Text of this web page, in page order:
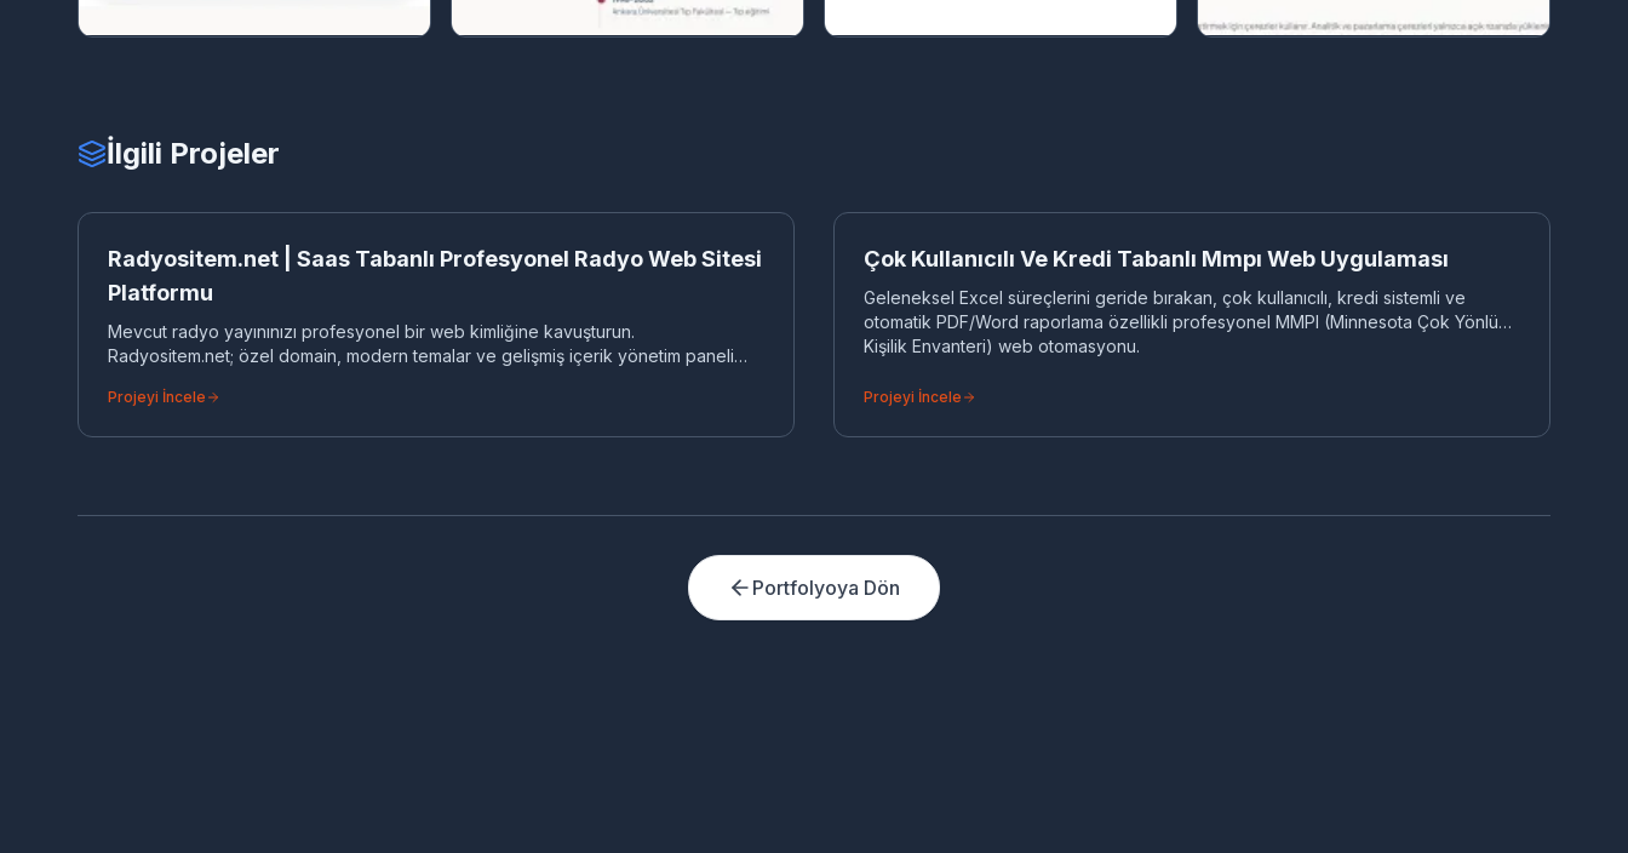
İlgili Projeler
RA
Radyositem.net | Saas Tabanlı Profesyonel Radyo Web Sitesi
Platformu
Mevcut radyo yayınınızı profesyonel bir web kimliğine kavuşturun.
Radyositem.net; özel domain, modern temalar ve gelişmiş içerik yönetim paneli
Projeyi İncele
ÇO
Çok Kullanıcılı Ve Kredi Tabanlı Mmpı Web Uygulaması
Geleneksel Excel süreçlerini geride bırakan, çok kullanıcılı, kredi sistemli ve
otomatik PDF/Word raporlama özellikli profesyonel MMPI (Minnesota Çok Yönlü
Kişilik Envanteri) web otomasyonu.
Projeyi İncele
Portfolyoya Dön